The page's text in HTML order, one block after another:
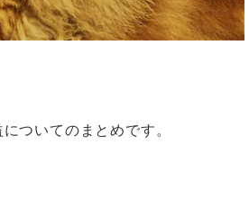
ついてのまとめです。